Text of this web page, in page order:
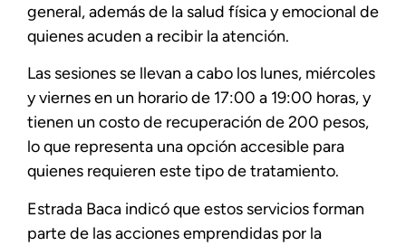
general, además de la salud física y emocional de
quienes acuden a recibir la atención.
Las sesiones se llevan a cabo los lunes, miércoles
y viernes en un horario de 17:00 a 19:00 horas, y
tienen un costo de recuperación de 200 pesos,
lo que representa una opción accesible para
quienes requieren este tipo de tratamiento.
Estrada Baca indicó que estos servicios forman
parte de las acciones emprendidas por la